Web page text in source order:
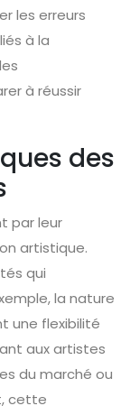
les erreurs
à la
à réussir
des
par leur
artistique.
qui
la nature
une flexibilité
aux artistes
du marché ou
cette